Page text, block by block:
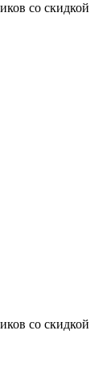
со скидкой
со скидкой